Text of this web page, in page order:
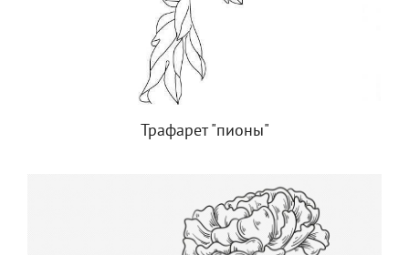
Трафарет "пионы"